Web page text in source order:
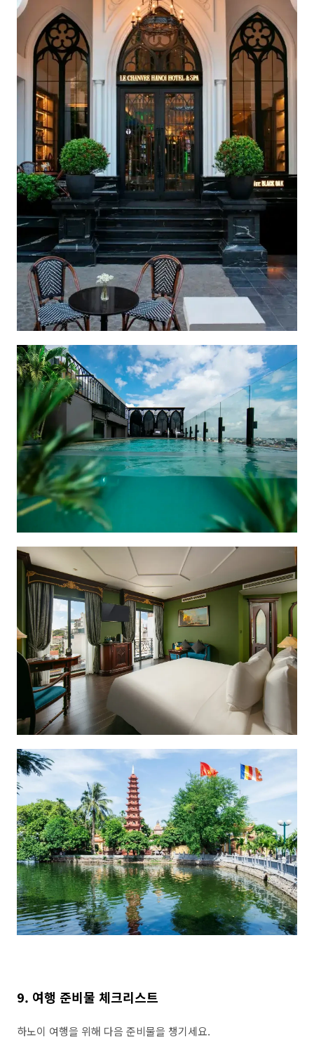
9. 여행 준비물 체크리스트
하노이 여행을 위해 다음 준비물을 챙기세요.